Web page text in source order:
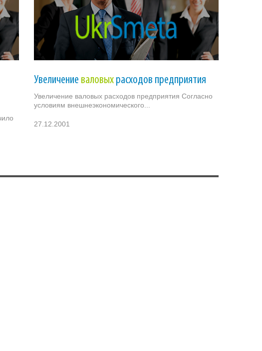
Увеличение валовых расходов предприятия
Увеличение валовых расходов предприятия Согласно
условиям внешнеэкономического...
27.12.2001